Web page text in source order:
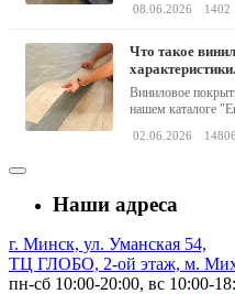
08.06.2026 1402
что такое виниловая пвх плитка? описание,
характеристики.
Виниловое
нашем каталоге
02.06.2026
Наши адреса
г. Минск, ул. Уманская 54,
ТЦ ГЛОБО, 2-ой этаж, м.
пн-сб 10:00-20:00, вс 10:00-